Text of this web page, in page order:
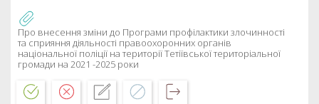
Про внесення зміни до Програми профілактики злочинності
та сприяння діяльності правоохоронних органів
національної поліції на території Тетіївської територіальної
громади на 2021 -2025 роки